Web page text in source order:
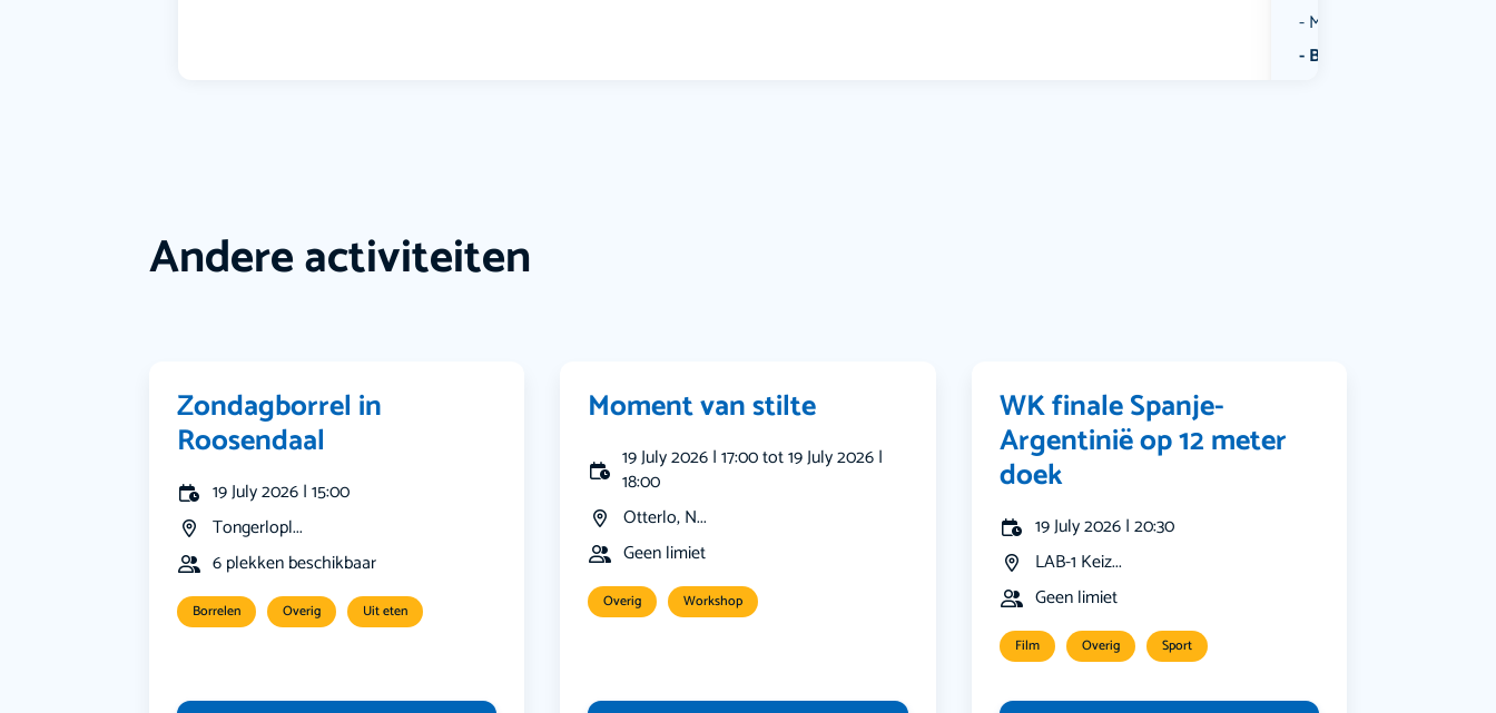
Muziek
Bekijk alle categorieën
Andere activiteiten
Zondagborrel in
Roosendaal
19 July 2026 | 15:00
Tongerlopl...
6 plekken beschikbaar
Borrelen Overig Uit eten
Moment van stilte
19 July 2026 | 17:00 tot 19 July 2026 |
18:00
Otterlo, N...
Geen limiet
Overig Workshop
WK finale Spanje-
Argentinië op 12 meter
doek
19 July 2026 | 20:30
LAB-1 Keiz...
Geen limiet
Film Overig Sport